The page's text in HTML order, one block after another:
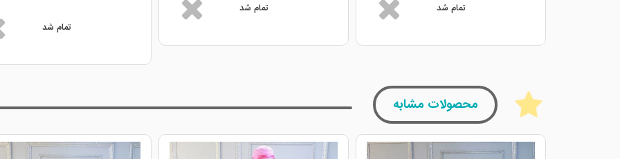
تمام شد تمام شد
تمام شد
محصولات مشابه